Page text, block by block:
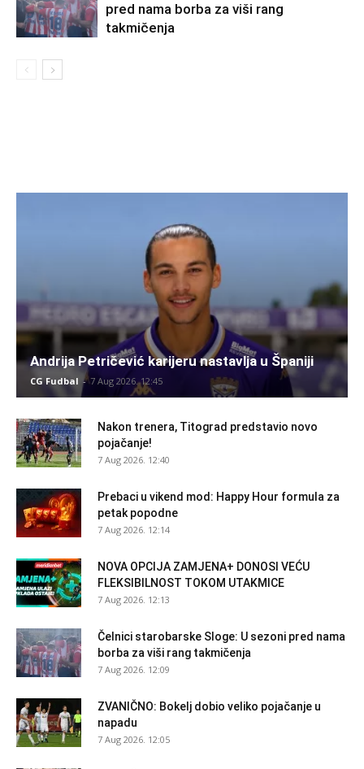
pred nama borba za viši rang
takmičenja
Andrija Petričević karijeru nastavlja u Španiji
CG Fudbal - 7 Aug 2026. 12:45
Nakon trenera, Titograd predstavio novo
pojačanje!
7 Aug 2026. 12:40
Prebaci u vikend mod: Happy Hour formula za
petak popodne
7 Aug 2026. 12:14
NOVA OPCIJA ZAMJENA+ DONOSI VEĆU
FLEKSIBILNOST TOKOM UTAKMICE
7 Aug 2026. 12:13
Čelnici starobarske Sloge: U sezoni pred nama
borba za viši rang takmičenja
7 Aug 2026. 12:09
ZVANIČNO: Bokelj dobio veliko pojačanje u
napadu
7 Aug 2026. 12:05